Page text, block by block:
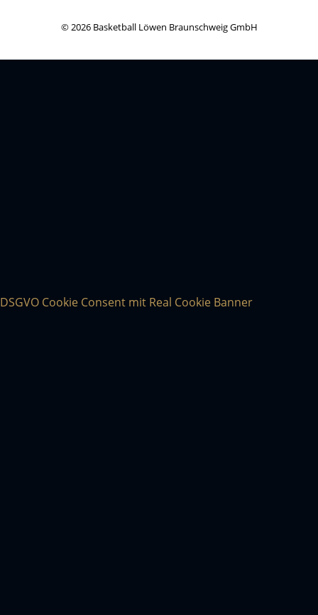
© 2026 Basketball Löwen Braunschweig GmbH
DSGVO Cookie Consent mit Real Cookie Banner